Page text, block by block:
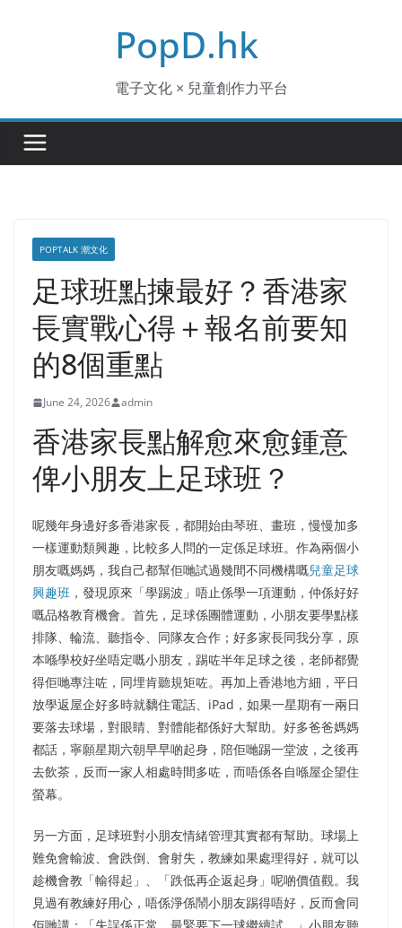
PopD.hk
電子文化 × 兒童創作力平台
POPTALK 潮文化
足球班點揀最好？香港家
長實戰心得＋報名前要知
的8個重點
June 24, 2026 admin
香港家長點解愈來愈鍾意
俾小朋友上足球班？
呢幾年身邊好多香港家長，都開始由琴班、畫班，慢慢加多
一樣運動類興趣，比較多人問的一定係足球班。作為兩個小
朋友嘅媽媽，我自己都幫佢哋試過幾間不同機構嘅兒童足球
興趣班 ，發現原來「學踢波」唔止係學一項運動，仲係好好
嘅品格教育機會。首先，足球係團體運動，小朋友要學點樣
排隊、輪流、聽指令、同隊友合作；好多家長同我分享，原
本喺學校好坐唔定嘅小朋友，踢咗半年足球之後，老師都覺
得佢哋專注咗，同埋肯聽規矩咗。再加上香港地方細，平日
放學返屋企好多時就黐住電話、iPad，如果一星期有一兩日
要落去球場，對眼睛、對體能都係好大幫助。好多爸爸媽媽
都話，寧願星期六朝早早啲起身，陪佢哋踢一堂波，之後再
去飲茶，反而一家人相處時間多咗，而唔係各自喺屋企望住
螢幕。
另一方面，足球班對小朋友情緒管理其實都有幫助。球場上
難免會輸波、會跌倒、會射失，教練如果處理得好，就可以
趁機會教「輸得起」、「跌低再企返起身」呢啲價值觀。我
見過有教練好用心，唔係淨係鬧小朋友踢得唔好，反而會同